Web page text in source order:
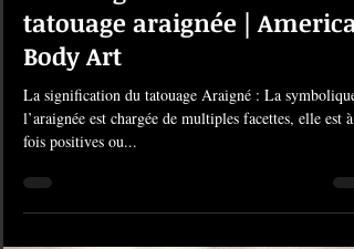
#1373 Signification du
tatouage araignée |
Body Art
La signification du tatouage Araigné : La symbolique
l’araignée est chargée de multiples facettes, elle est à
fois positives ou...